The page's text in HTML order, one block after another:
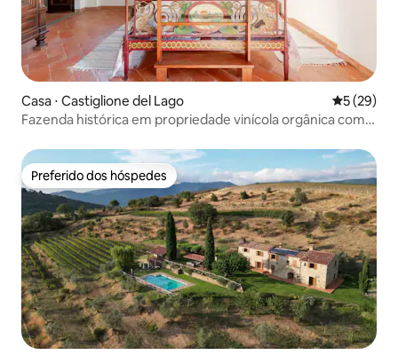
Casa ⋅ Castiglione del Lago 5 de uma
5 (29)
Fazenda histórica em propriedade vinícola orgânica com
Preferido dos hóspedes
Preferido dos hóspedes